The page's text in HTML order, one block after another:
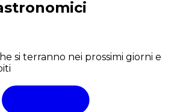
si terranno nei prossimi giorni e